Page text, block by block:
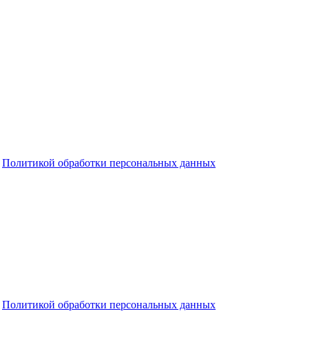
Политикой обработки персональных данных
Политикой обработки персональных данных